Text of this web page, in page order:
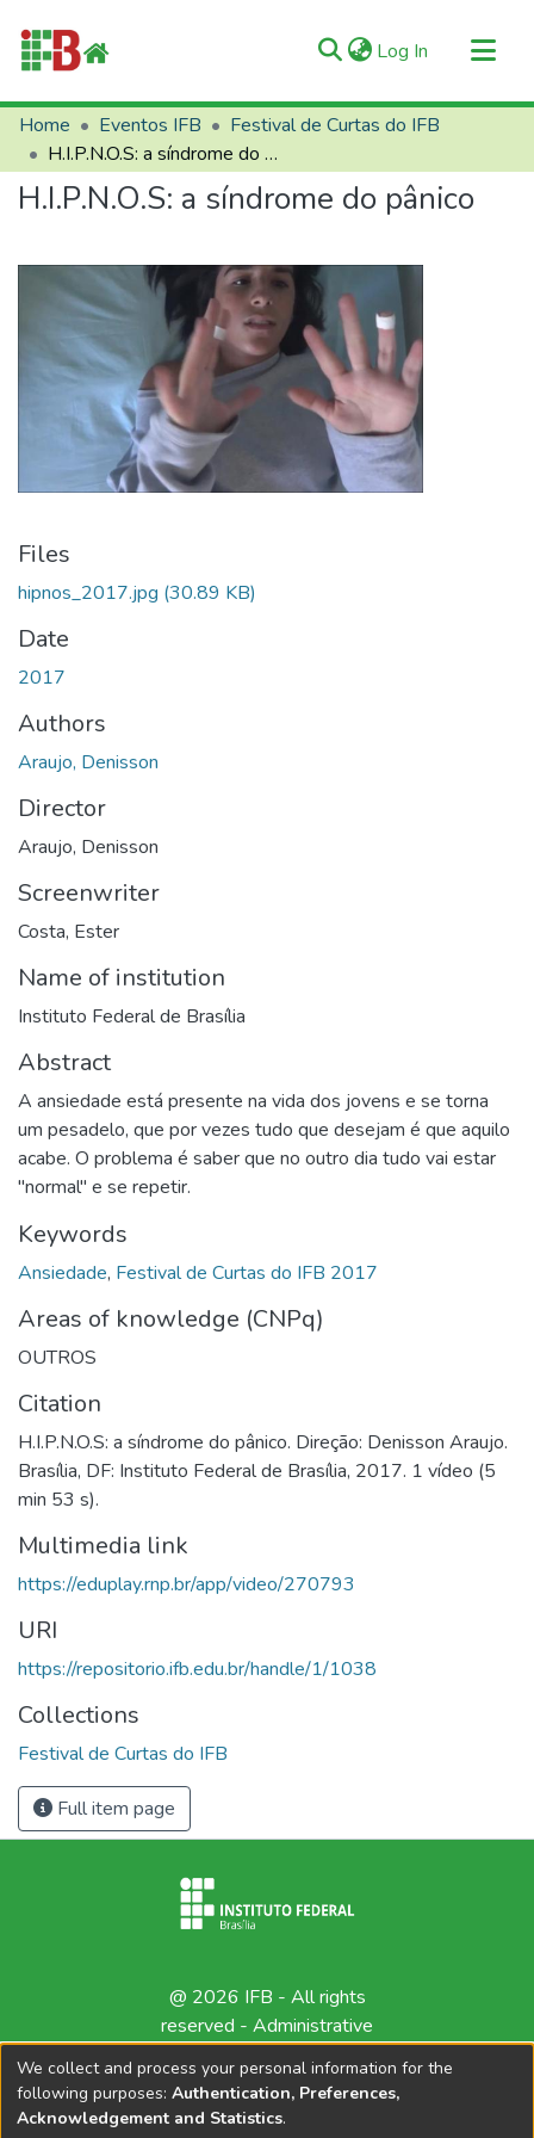
Log In (current)
Communities & Collections
All of RIIFB
Manuals and Terms
About RIIFB
Contacts
Home Eventos IFB
Festival de Curtas do IFB
H.I.P.N.O.S: a síndrome do pânico
H.I.P.N.O.S: a síndrome do pânico
Files
hipnos_2017.jpg (30.89 KB)
Date
2017
Authors
Araujo, Denisson
Director
Araujo, Denisson
Screenwriter
Costa, Ester
Name of institution
Instituto Federal de Brasília
Abstract
A ansiedade está presente na vida dos jovens e se torna
um pesadelo, que por vezes tudo que desejam é que aquilo
acabe. O problema é saber que no outro dia tudo vai estar
"normal" e se repetir.
Keywords
Ansiedade, Festival de Curtas do IFB 2017
Areas of knowledge (CNPq)
OUTROS
Citation
H.I.P.N.O.S: a síndrome do pânico. Direção: Denisson Araujo.
Brasília, DF: Instituto Federal de Brasília, 2017. 1 vídeo (5
min 53 s).
Multimedia link
https://eduplay.rnp.br/app/video/270793
URI
https://repositorio.ifb.edu.br/handle/1/1038
Collections
Festival de Curtas do IFB
Full item page
@ 2026 IFB - All rights
reserved - Administrative
We collect and process your personal information for the
following purposes: Authentication, Preferences,
Acknowledgement and Statistics.